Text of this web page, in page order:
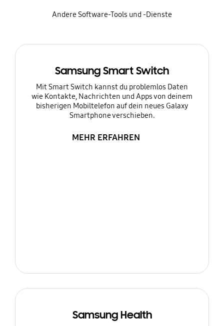
Andere Software-Tools und -Dienste
Samsung Smart Switch
Mit Smart Switch kannst du problemlos Daten
wie Kontakte, Nachrichten und Apps von deinem
bisherigen Mobiltelefon auf dein neues Galaxy
Smartphone verschieben.
MEHR ERFAHREN
Samsung Health